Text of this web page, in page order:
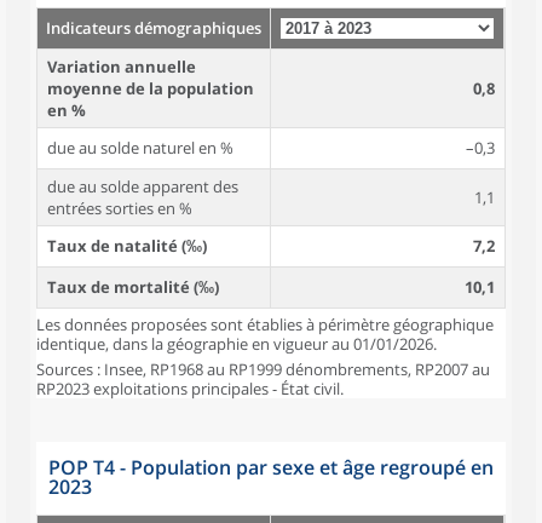
Indicateurs démographiques
Variation annuelle
moyenne de la population
en %
0,8
due au solde naturel en %
–0,3
due au solde apparent des
entrées sorties en %
1,1
Taux de natalité (‰)
7,2
Taux de mortalité (‰)
10,1
Les données proposées sont établies à périmètre géographique
identique, dans la géographie en vigueur au 01/01/2026.
Sources : Insee, RP1968 au RP1999 dénombrements, RP2007 au
RP2023 exploitations principales - État civil.
POP T4 - Population par sexe et âge regroupé en
2023